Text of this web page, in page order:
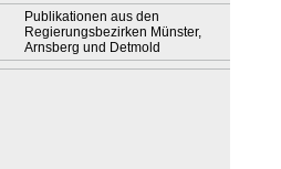
Publikationen aus den
Regierungsbezirken Münster,
Arnsberg und Detmold